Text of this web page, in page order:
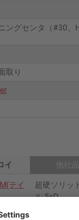
ングセンタ（#30、
取り
イ 他社品
テイ
超硬ソリッ
ル 5xD